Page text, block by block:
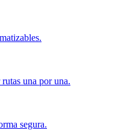
una por una.
segura.